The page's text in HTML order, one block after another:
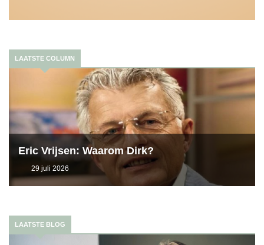
LAATSTE COLUMN
Eric Vrijsen: Waarom Dirk?
29 juli 2026
LAATSTE BLOG